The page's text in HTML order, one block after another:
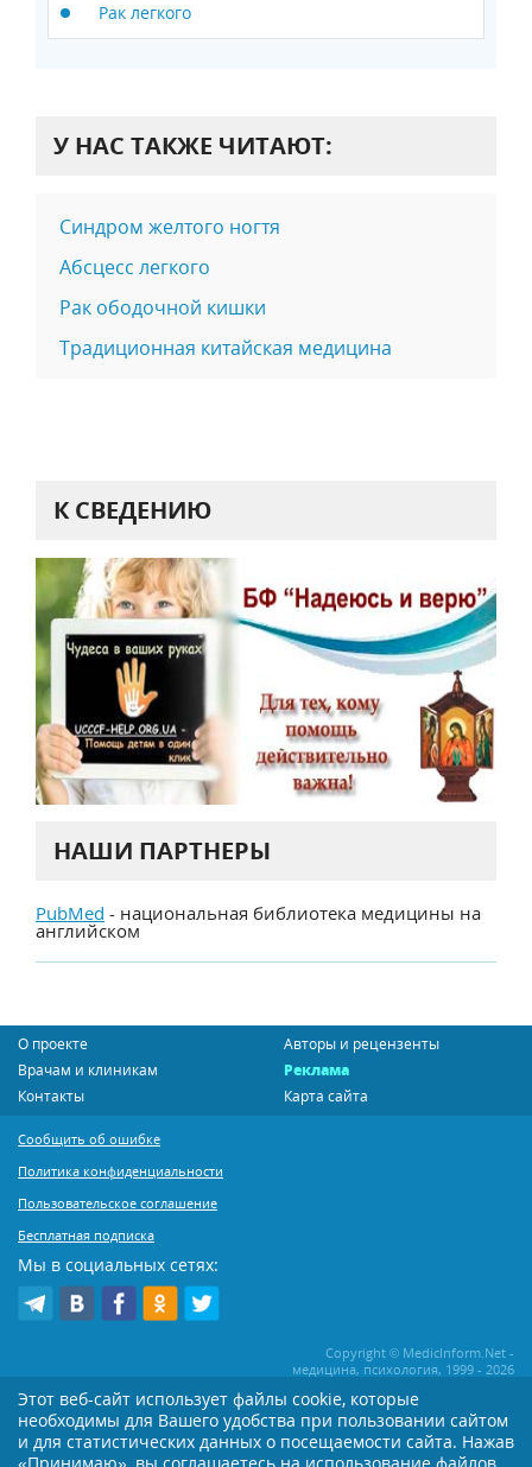
Рак легкого
У НАС ТАКЖЕ ЧИТАЮТ:
Синдром желтого ногтя
Абсцесс легкого
Рак ободочной кишки
Традиционная китайская медицина
К СВЕДЕНИЮ
НАШИ ПАРТНЕРЫ
PubMed - национальная библиотека медицины на
английском
О проекте
Авторы и рецензенты
Врачам и клиникам
Реклама
Контакты
Карта сайта
Сообщить об ошибке
Политика конфиденциальности
Пользовательское соглашение
Бесплатная подписка
Мы в социальных сетях:
Copyright © MedicInform.Net -
медицина, психология, 1999 - 2026
Копирование или иное распространение статей нашего сайта строго
воспрещается. Копирование раздела "Новости" допускается при наличии
активной открытой для поисковиков ссылки на MedicInform.Net
Этот веб-сайт использует файлы cookie, которые
необходимы для Вашего удобства при пользовании сайтом
и для статистических данных о посещаемости сайта. Нажав